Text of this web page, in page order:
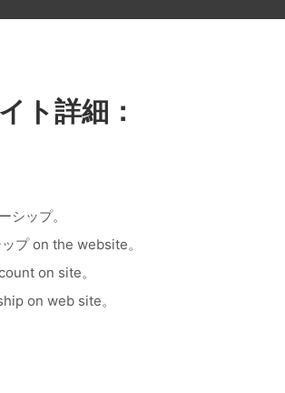
ト詳細：
シップ。
プ on the website。
on site。
on web site。